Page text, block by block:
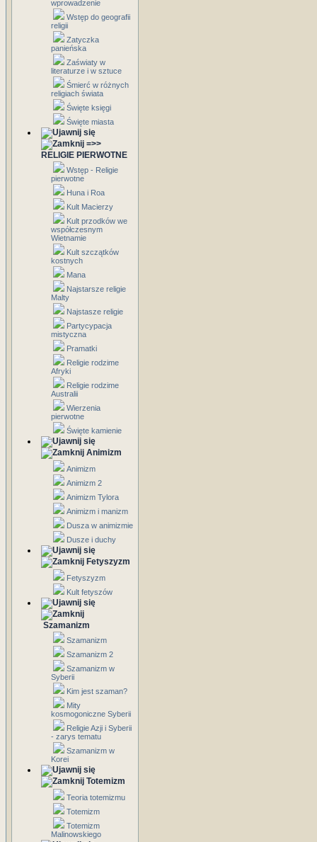
wprowadzenie
Wstęp do geografii
religii
Zatyczka
panieńska
Zaświaty w
literaturze i w sztuce
Śmierć w różnych
religiach świata
Święte księgi
Święte miasta
=>>
RELIGIE PIERWOTNE
Wstęp - Religie
pierwotne
Huna i Roa
Kult Macierzy
Kult przodków we
współczesnym
Wietnamie
Kult szczątków
kostnych
Mana
Najstarsze religie
Malty
Najstasze religie
Partycypacja
mistyczna
Pramatki
Religie rodzime
Afryki
Religie rodzime
Australii
Wierzenia
pierwotne
Święte kamienie
Animizm
Animizm
Animizm 2
Animizm Tylora
Animizm i manizm
Dusza w animizmie
Dusze i duchy
Fetyszyzm
Fetyszyzm
Kult fetyszów
Szamanizm
Szamanizm
Szamanizm 2
Szamanizm w
Syberii
Kim jest szaman?
Mity
kosmogoniczne Syberii
Religie Azji i Syberii
- zarys tematu
Szamanizm w
Korei
Totemizm
Teoria totemizmu
Totemizm
Totemizm
Malinowskiego